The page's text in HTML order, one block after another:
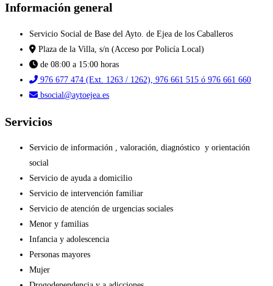
Información general
Servicio Social de Base del Ayto. de Ejea de los Caballeros
Plaza de la Villa, s/n (Acceso por Policía Local)
de 08:00 a 15:00 horas
976 677 474 (Ext. 1263 / 1262), 976 661 515 ó 976 661 660
bsocial@aytoejea.es
Servicios
Servicio de información , valoración, diagnóstico y orientación
social
Servicio de ayuda a domicilio
Servicio de intervención familiar
Servicio de atención de urgencias sociales
Menor y familias
Infancia y adolescencia
Personas mayores
Mujer